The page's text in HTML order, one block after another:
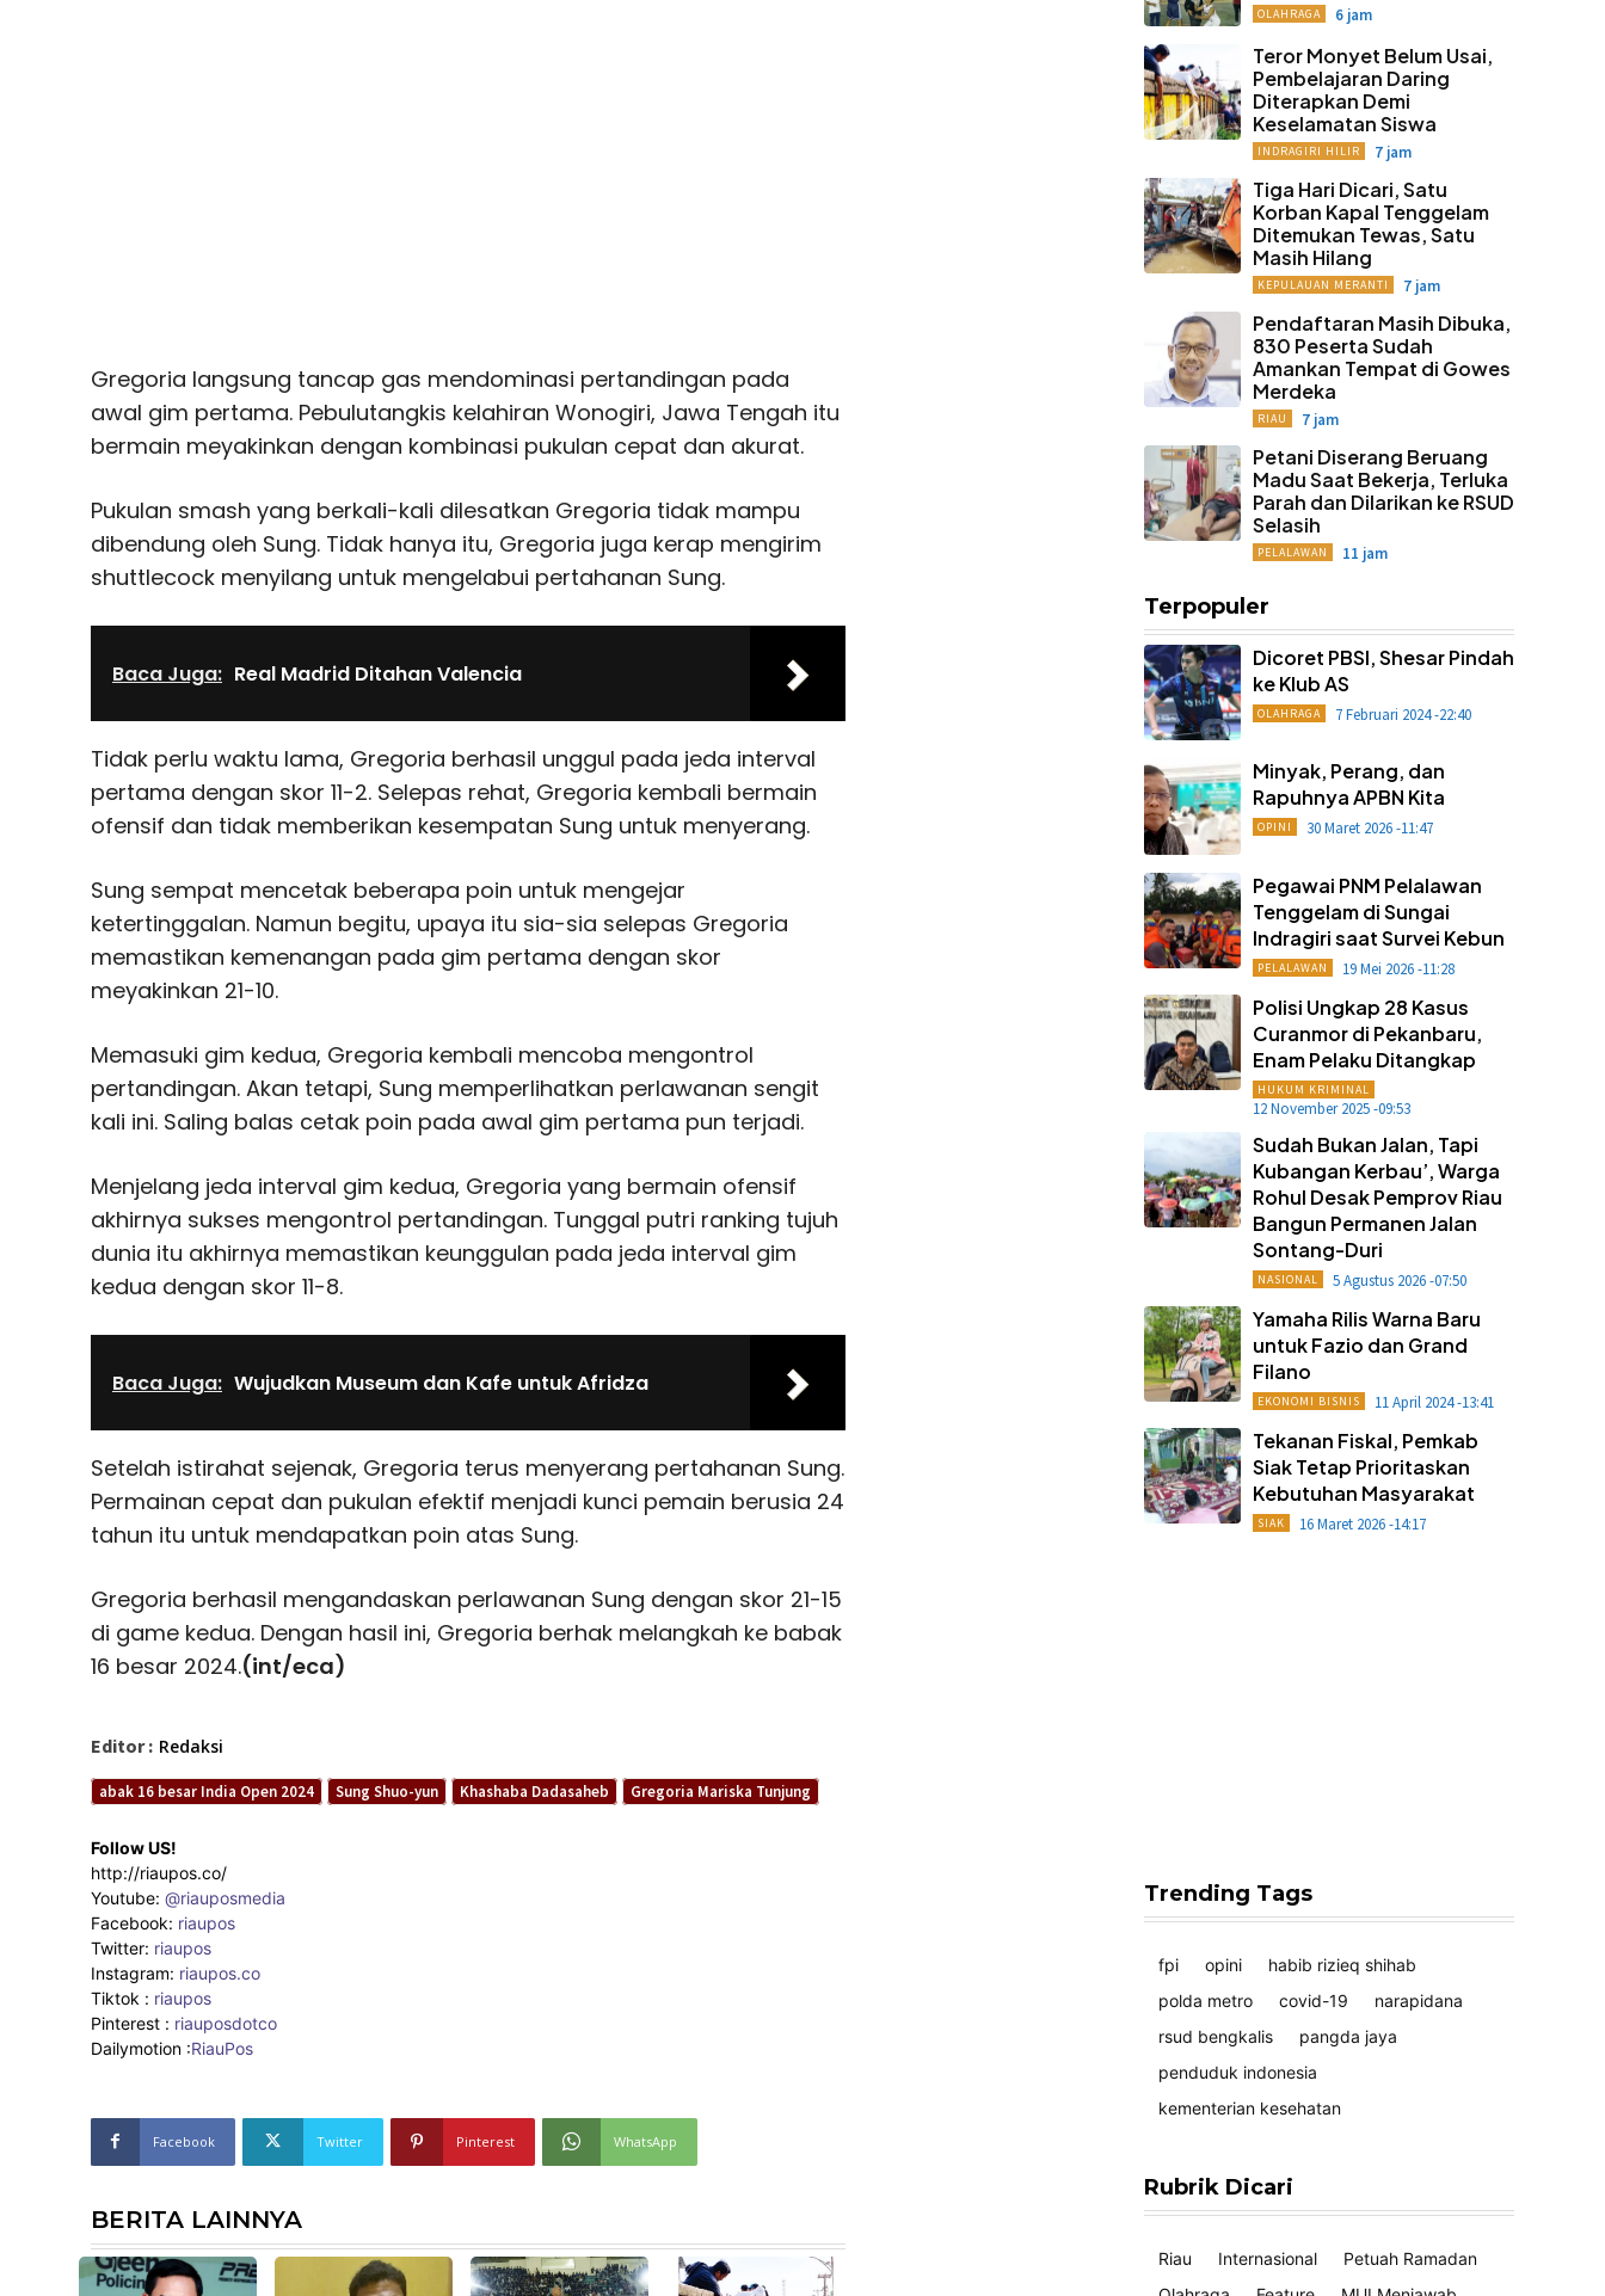
Gregoria langsung tancap gas mendominasi pertandingan pada
awal gim pertama. Pebulutangkis kelahiran Wonogiri, Jawa Tengah itu
bermain meyakinkan dengan kombinasi pukulan cepat dan akurat.
Pukulan smash yang berkali-kali dilesatkan Gregoria tidak mampu
dibendung oleh Sung. Tidak hanya itu, Gregoria juga kerap mengirim
shuttlecock menyilang untuk mengelabui pertahanan Sung.
Baca Juga: Real Madrid Ditahan Valencia
Tidak perlu waktu lama, Gregoria berhasil unggul pada jeda interval
pertama dengan skor 11-2. Selepas rehat, Gregoria kembali bermain
ofensif dan tidak memberikan kesempatan Sung untuk menyerang.
Sung sempat mencetak beberapa poin untuk mengejar
ketertinggalan. Namun begitu, upaya itu sia-sia selepas Gregoria
memastikan kemenangan pada gim pertama dengan skor
meyakinkan 21-10.
Memasuki gim kedua, Gregoria kembali mencoba mengontrol
pertandingan. Akan tetapi, Sung memperlihatkan perlawanan sengit
kali ini. Saling balas cetak poin pada awal gim pertama pun terjadi.
Menjelang jeda interval gim kedua, Gregoria yang bermain ofensif
akhirnya sukses mengontrol pertandingan. Tunggal putri ranking tujuh
dunia itu akhirnya memastikan keunggulan pada jeda interval gim
kedua dengan skor 11-8.
Baca Juga: Wujudkan Museum dan Kafe untuk Afridza
Setelah istirahat sejenak, Gregoria terus menyerang pertahanan Sung.
Permainan cepat dan pukulan efektif menjadi kunci pemain berusia 24
tahun itu untuk mendapatkan poin atas Sung.
Gregoria berhasil mengandaskan perlawanan Sung dengan skor 21-15
di game kedua. Dengan hasil ini, Gregoria berhak melangkah ke babak
16 besar 2024.(int/eca)
Editor : Redaksi
abak 16 besar India Open 2024 Sung Shuo-yun Khashaba Dadasaheb Gregoria Mariska Tunjung
Follow US!
http://riaupos.co/
Youtube: @riauposmedia
Facebook: riaupos
Twitter: riaupos
Instagram: riaupos.co
Tiktok : riaupos
Pinterest : riauposdotco
Dailymotion :RiauPos
Facebook Twitter Pinterest WhatsApp
BERITA LAINNYA
OLAHRAGA 6 jam
Teror Monyet Belum Usai,
Pembelajaran Daring
Diterapkan Demi
Keselamatan Siswa
INDRAGIRI HILIR 7 jam
Tiga Hari Dicari, Satu
Korban Kapal Tenggelam
Ditemukan Tewas, Satu
Masih Hilang
KEPULAUAN MERANTI 7 jam
Pendaftaran Masih Dibuka,
830 Peserta Sudah
Amankan Tempat di Gowes
Merdeka
RIAU 7 jam
Petani Diserang Beruang
Madu Saat Bekerja, Terluka
Parah dan Dilarikan ke RSUD
Selasih
PELALAWAN 11 jam
Terpopuler
Dicoret PBSI, Shesar Pindah
ke Klub AS
OLAHRAGA 7 Februari 2024 -22:40
Minyak, Perang, dan
Rapuhnya APBN Kita
OPINI 30 Maret 2026 -11:47
Pegawai PNM Pelalawan
Tenggelam di Sungai
Indragiri saat Survei Kebun
PELALAWAN 19 Mei 2026 -11:28
Polisi Ungkap 28 Kasus
Curanmor di Pekanbaru,
Enam Pelaku Ditangkap
HUKUM KRIMINAL
12 November 2025 -09:53
Sudah Bukan Jalan, Tapi
Kubangan Kerbau’, Warga
Rohul Desak Pemprov Riau
Bangun Permanen Jalan
Sontang-Duri
NASIONAL 5 Agustus 2026 -07:50
Yamaha Rilis Warna Baru
untuk Fazio dan Grand
Filano
EKONOMI BISNIS 11 April 2024 -13:41
Tekanan Fiskal, Pemkab
Siak Tetap Prioritaskan
Kebutuhan Masyarakat
SIAK 16 Maret 2026 -14:17
Trending Tags
fpi opini
habib rizieq shihab
polda metro
covid-19
narapidana
rsud bengkalis
pangda jaya
penduduk indonesia
kementerian kesehatan
Rubrik Dicari
Riau Internasional
Petuah Ramadan